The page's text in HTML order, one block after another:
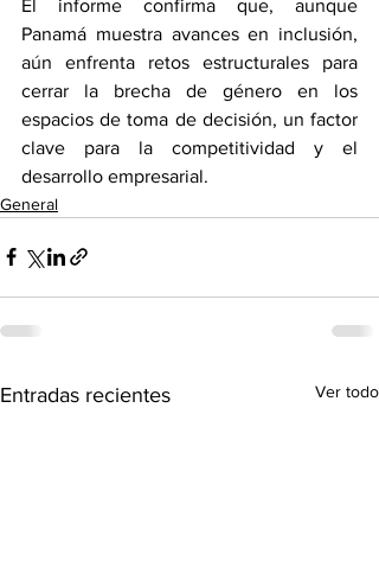
El informe confirma que, aunque
Panamá muestra avances en inclusión,
aún enfrenta retos estructurales para
cerrar la brecha de género en los
espacios de toma de decisión, un factor
clave para la competitividad y el
desarrollo empresarial.
General
Entradas recientes Ver todo